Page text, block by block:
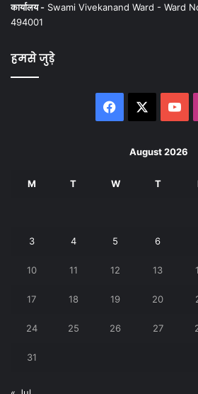
कार्यालय - Swami Vivekanand Ward - Ward
494001
हमसे जुड़े
Facebook
August 2026
M T W T
3 4 5 6
10 11 12 13
17 18 19 20
24 25 26 27
31